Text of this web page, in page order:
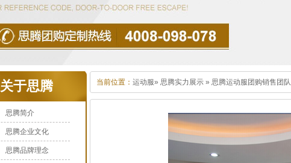
关于思腾
思腾简介
思腾企业文化
思腾品牌理念
当前位置： 运动服» 思腾实力展示 » 思腾运动服团购销售团队